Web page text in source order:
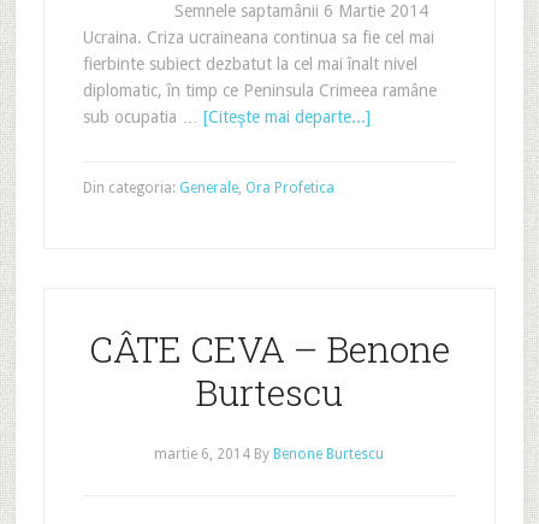
Semnele saptamânii 6 Martie 2014
Ucraina. Criza ucraineana continua sa fie cel mai
fierbinte subiect dezbatut la cel mai înalt nivel
diplomatic, în timp ce Peninsula Crimeea ramâne
sub ocupatia … [Citeşte mai departe...]
Din categoria: Generale, Ora Profetica
CÂTE CEVA – Benone
Burtescu
martie 6, 2014 By Benone Burtescu